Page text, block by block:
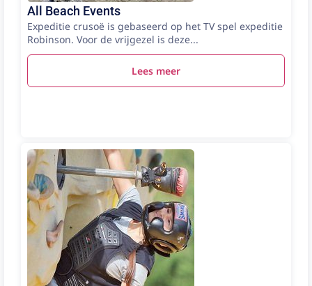
All Beach Events
Expeditie crusoë is gebaseerd op het TV spel expeditie
Robinson. Voor de vrijgezel is deze...
Lees meer